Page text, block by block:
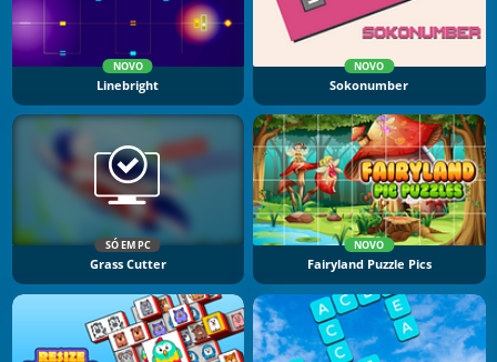
NOVO
Linebright
NOVO
Sokonumber
SÓ EM PC
Grass Cutter
NOVO
Fairyland Puzzle Pics